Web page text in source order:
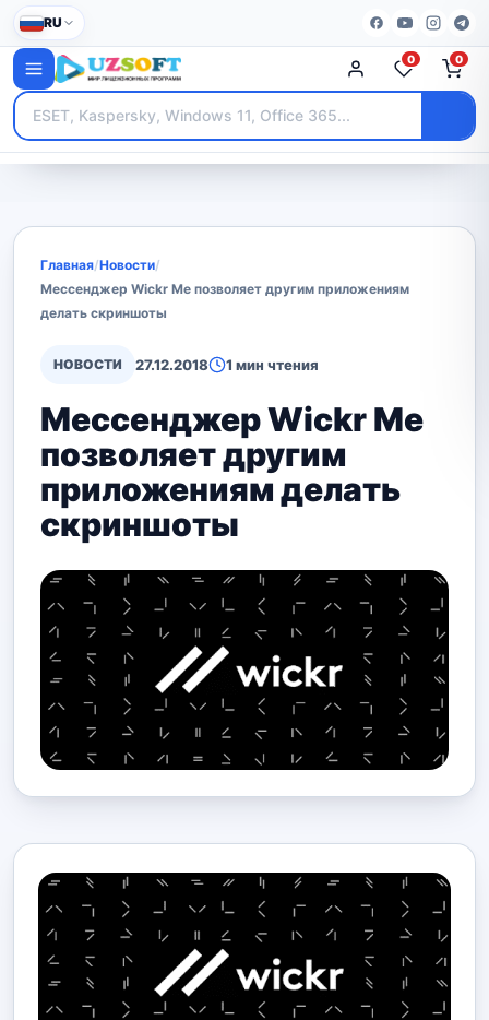
RU
0 0
Главная/Новости/
Мессенджер Wickr Me позволяет другим приложениям
делать скриншоты
НОВОСТИ 27.12.2018 1 мин чтения
Мессенджер Wickr Me
позволяет другим
приложениям делать
скриншоты